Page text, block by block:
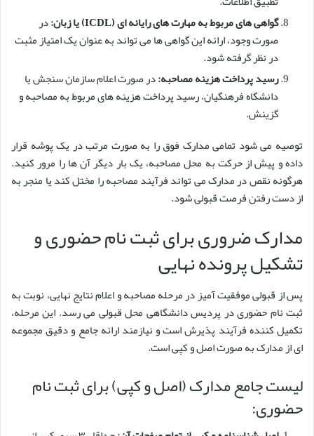
گواهی های مربوط به مهارت های رایانه ای (ICDL) یا زبان:
در
صورت وجود، ارائه این گواهی ها می تواند به عنوان یک امتیاز مثبت
در نظر گرفته شود.
رسید پرداخت هزینه مصاحبه:در صورت اعلام سازمان سنجش یا
دانشگاه فرهنگیان، رسید پرداخت هزینه های مربوط به مصاحبه و
گزینش.
توصیه می شود تمامی مدارک فوق را به صورت مرتب در یک پوشه قرار
داده و پیش از حرکت به محل مصاحبه، یک بار دیگر آن ها را مرور کنید.
هرگونه نقص در مدارک می تواند فرآیند مصاحبه را مختل کند یا منجر به
از دست رفتن فرصت قبولی شود.
مدارک ضروری برای ثبت نام حضوری و
تشکیل پرونده نهایی
پس از قبولی موفقیت آمیز در مرحله مصاحبه و اعلام نتایج نهایی، نوبت به
ثبت نام حضوری در پردیس دانشگاهی محل قبولی می رسد. این مرحله،
تکمیل کننده فرآیند پذیرش است و نیازمند ارائه جامع و دقیق مجموعه
ای از مدارک به صورت اصل و کپی است.
لیست جامع مدارک (اصل و کپی) برای ثبت نام
حضوری: